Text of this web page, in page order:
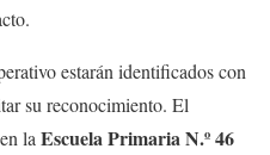
estarán identificados con
su reconocimiento. El
laEscuela Primaria N.º 46